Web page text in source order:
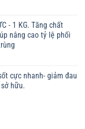
- 1 KG. Tăng chất
nâng cao tỷ lệ phối
cực nhanh- giảm đau
hữu.